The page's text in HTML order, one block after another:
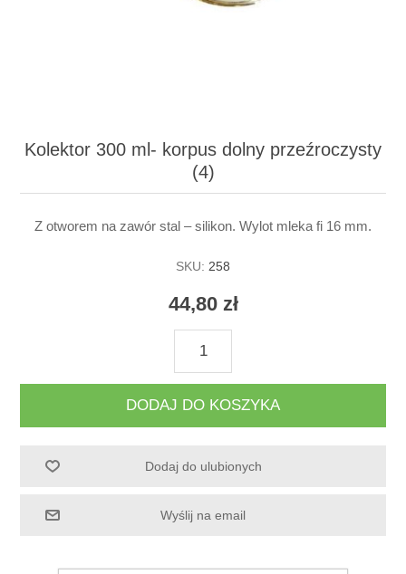
Kolektor 300 ml- korpus dolny przeźroczysty
(4)
Z otworem na zawór stal – silikon. Wylot mleka fi 16 mm.
SKU: 258
44,80 zł
DODAJ DO KOSZYKA
Dodaj do ulubionych
Wyślij na email